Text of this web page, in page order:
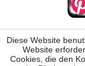
Diese Website
Website
Cookies, die den